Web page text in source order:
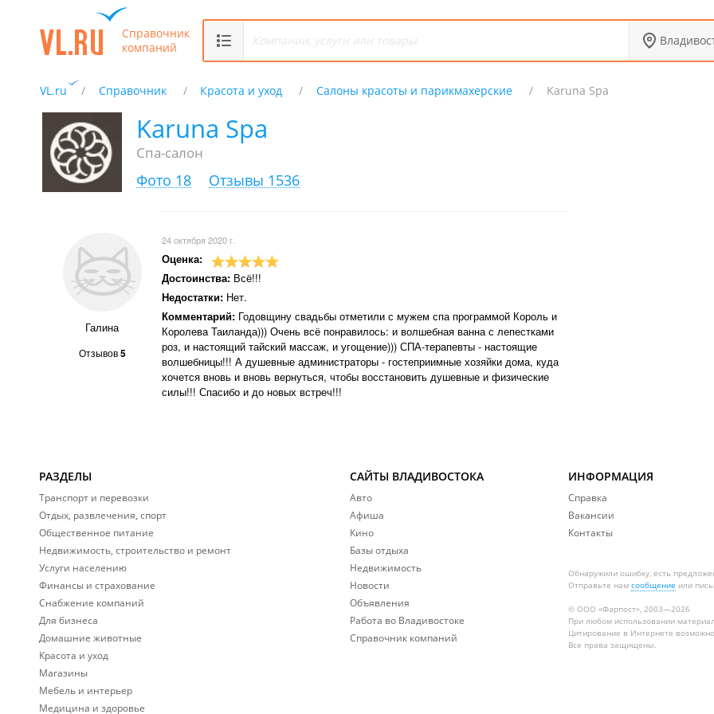
Справочник
компаний
VL.ru Справочник Красота и уход Салоны красоты и парикмахерские Karuna Spa
Karuna Spa
Спа-салон
Фото 18 Отзывы 1536
Галина
Отзывов5
24 октября 2020 г.
Оценка:
Достоинства: Всё!!!
Недостатки: Нет.
Комментарий: Годовщину свадьбы отметили с мужем спа программой Король и
Королева Таиланда))) Очень всё понравилось: и волшебная ванна с лепестками
роз, и настоящий тайский массаж, и угощение))) СПА-терапевты - настоящие
волшебницы!!! А душевные администраторы - гостеприимные хозяйки дома, куда
хочется вновь и вновь вернуться, чтобы восстановить душевные и физические
силы!!! Спасибо и до новых встреч!!!
РАЗДЕЛЫ
Транспорт и перевозки
Отдых, развлечения, спорт
Общественное питание
Недвижимость, строительство и ремонт
Услуги населению
Финансы и страхование
Снабжение компаний
Для бизнеса
Домашние животные
Красота и уход
Магазины
Мебель и интерьер
Медицина и здоровье
САЙТЫ ВЛАДИВОСТОКА
Авто
Афиша
Кино
Базы отдыха
Недвижимость
Новости
Объявления
Работа во Владивостоке
Справочник компаний
ИНФОРМАЦИЯ
Справка
Вакансии
Контакты
Обнаружили ошибку, есть
Отправьте нам сообщение или
© ООО «Фарпост», 2003—2026
При любом использовании
Цитирование в Интернете
Все права защищены.